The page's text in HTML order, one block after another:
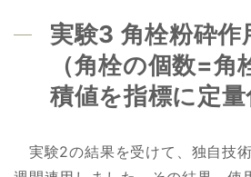
実験3 角栓粉砕作
（角栓の個数=
積値を指標に定量
実験2の結果を受けて、独自技